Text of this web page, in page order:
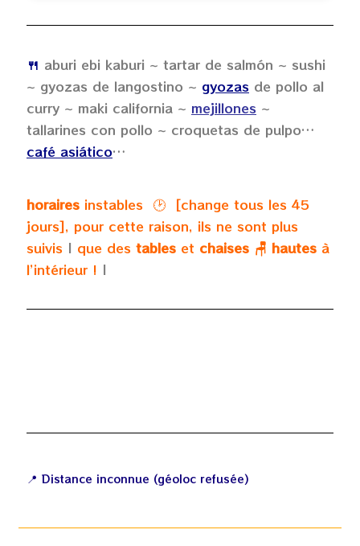
🍴 aburi ebi kaburi ~ tartar de salmón ~ sushi
~ gyozas de langostino ~ gyozas de pollo al
curry ~ maki california ~ mejillones ~
tallarines con pollo ~ croquetas de pulpo…
café asiático…
horaires instables 🕑 [change tous les 45
jours], pour cette raison, ils ne sont plus
suivis | que des tables et chaises 🪑 hautes à
l’intérieur ! |
📍 Distance inconnue (géoloc refusée)